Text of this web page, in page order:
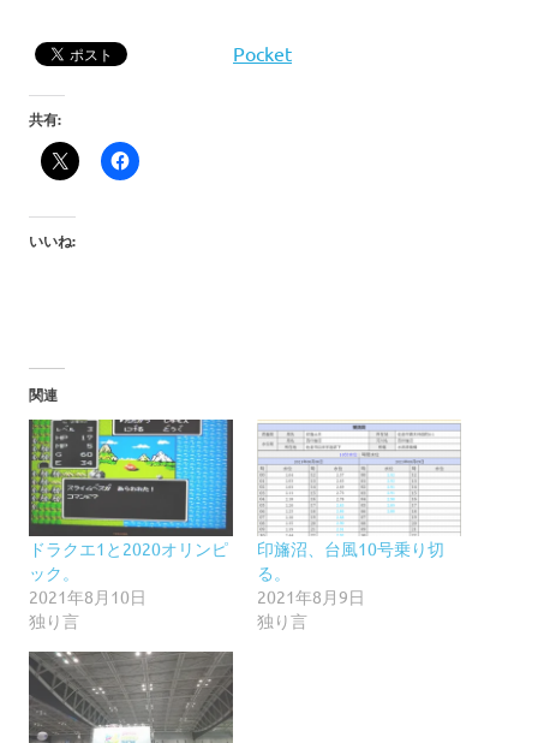
Pocket
共有:
いいね:
関連
ドラクエ1と2020オリンピ
ック。
2021年8月10日
独り言
印旛沼、台風10号乗り切
る。
2021年8月9日
独り言